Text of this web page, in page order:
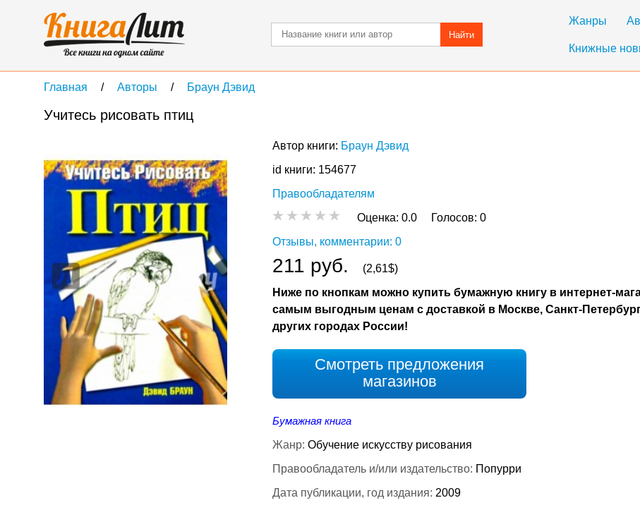
Жанры
Книжные
Найти
Главная Авторы Браун Дэвид
Учитесь рисовать птиц
Автор книги: Браун Дэвид
id книги: 154677
Правообладателям
Оценка: 0.0 Голосов: 0
Отзывы, комментарии: 0
211 руб.
(2,61$)
Ниже по кнопкам можно купить бумажную книгу в интернет-
самым выгодным ценам с доставкой в Москве, Санкт-
других городах России!
Смотреть предложения
магазинов
Бумажная книга
Жанр: Обучение искусству рисования
Правообладатель и/или издательство: Попурри
Дата публикации, год издания: 2009